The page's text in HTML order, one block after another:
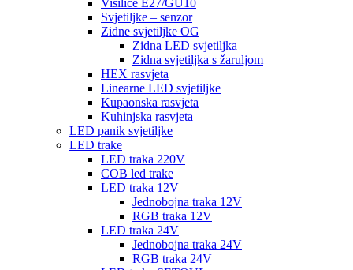
Visilice E27/GU10
Svjetiljke – senzor
Zidne svjetiljke OG
Zidna LED svjetiljka
Zidna svjetiljka s žaruljom
HEX rasvjeta
Linearne LED svjetiljke
Kupaonska rasvjeta
Kuhinjska rasvjeta
LED panik svjetiljke
LED trake
LED traka 220V
COB led trake
LED traka 12V
Jednobojna traka 12V
RGB traka 12V
LED traka 24V
Jednobojna traka 24V
RGB traka 24V